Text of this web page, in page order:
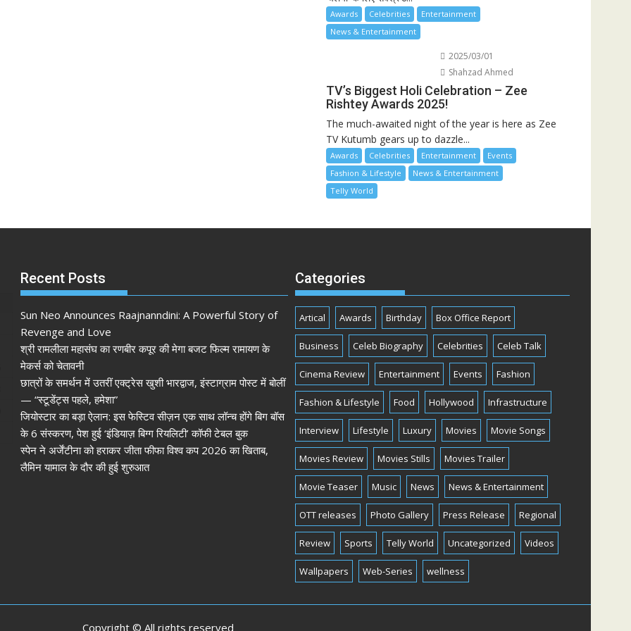
Awards Celebrities
Entertainment
News & Entertainment
2025/03/01
Shahzad Ahmed
TV’s Biggest Holi Celebration – Zee
Rishtey Awards 2025!
The much-awaited night of the year is here as Zee
TV Kutumb gears up to dazzle...
Awards Celebrities Entertainment
Events
Fashion & Lifestyle
News & Entertainment
Telly World
Recent Posts
Sun Neo Announces Raajnanndini: A Powerful Story of
Revenge and Love
श्री रामलीला महासंघ का रणबीर कपूर की मेगा बजट फिल्म रामायण के
मेकर्स को चेतावनी
छात्रों के समर्थन में उतरीं एक्ट्रेस खुशी भारद्वाज, इंस्टाग्राम पोस्ट में बोलीं
— “स्टूडेंट्स पहले, हमेशा”
जियोस्टार का बड़ा ऐलान: इस फेस्टिव सीज़न एक साथ लॉन्च होंगे बिग बॉस
के 6 संस्करण, पेश हुई ‘इंडियाज़ बिग्ग रियलिटी’ कॉफी टेबल बुक
स्पेन ने अर्जेंटीना को हराकर जीता फीफा विश्व कप 2026 का खिताब,
लैमिन यामाल के दौर की हुई शुरुआत
Categories
Artical Awards Birthday Box Office Report
Business Celeb Biography Celebrities Celeb Talk
Cinema Review Entertainment Events Fashion
Fashion & Lifestyle Food Hollywood Infrastructure
Interview Lifestyle Luxury Movies Movie Songs
Movies Review Movies Stills Movies Trailer
Movie Teaser Music News News & Entertainment
OTT releases Photo Gallery Press Release Regional
Review Sports Telly World Uncategorized Videos
Wallpapers Web-Series wellness
Copyright © All rights reserved